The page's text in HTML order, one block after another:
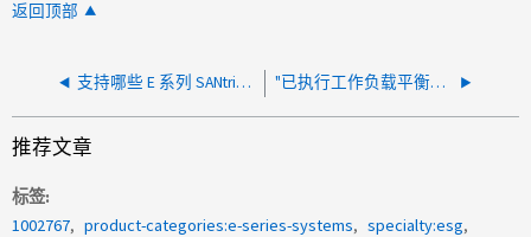
返回顶部
支持哪些 E 系列 SANtricity 操作系统升级路径？ "已执行工作负载平衡分析"信息性事件意味着什么？
推荐文章
标签
1002767
product-categories:e-series-systems
specialty:esg